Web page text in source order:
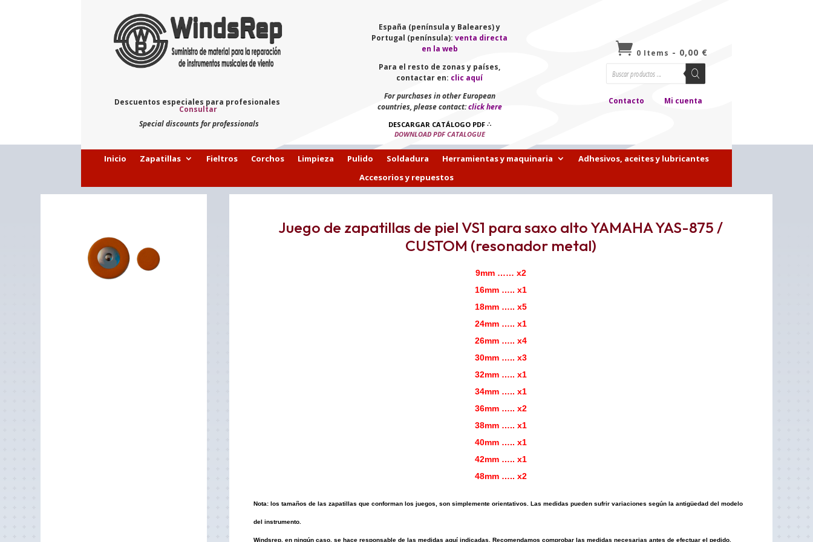
Descuentos especiales para profesionales
Consultar
Special discounts for professionals
España (península y Baleares) y
Portugal (península):venta directa
en la web
Para el resto de zonas y países,
contactar en: clic aquí
For purchases in other European
countries, please contact:click here
DESCARGAR CATÁLOGO PDF ∴
DOWNLOAD PDF CATALOGUE
 0 Items - 0,00 €
Búsqueda
de
productos
Contacto Mi cuenta
Inicio Zapatillas Fieltros Corchos Limpieza Pulido Soldadura Herramientas y maquinaria
Adhesivos, aceites y lubricantes
Accesorios y repuestos
Juego de zapatillas de piel VS1 para saxo alto YAMAHA YAS-875 /
CUSTOM (resonador metal)
9mm …… x2
16mm….. x1
18mm ….. x5
24mm ….. x1
26mm ….. x4
30mm ….. x3
32mm ….. x1
34mm ….. x1
36mm ….. x2
38mm ….. x1
40mm ….. x1
42mm ….. x1
48mm ….. x2
Nota: los tamaños de las zapatillas que conforman los juegos, son simplemente orientativos. Las medidas pueden sufrir variaciones según la antigüedad del modelo
del instrumento.
Windsrep, en ningún caso, se hace responsable de las medidas aquí indicadas. Recomendamos comprobar las medidas necesarias antes de efectuar el pedido.